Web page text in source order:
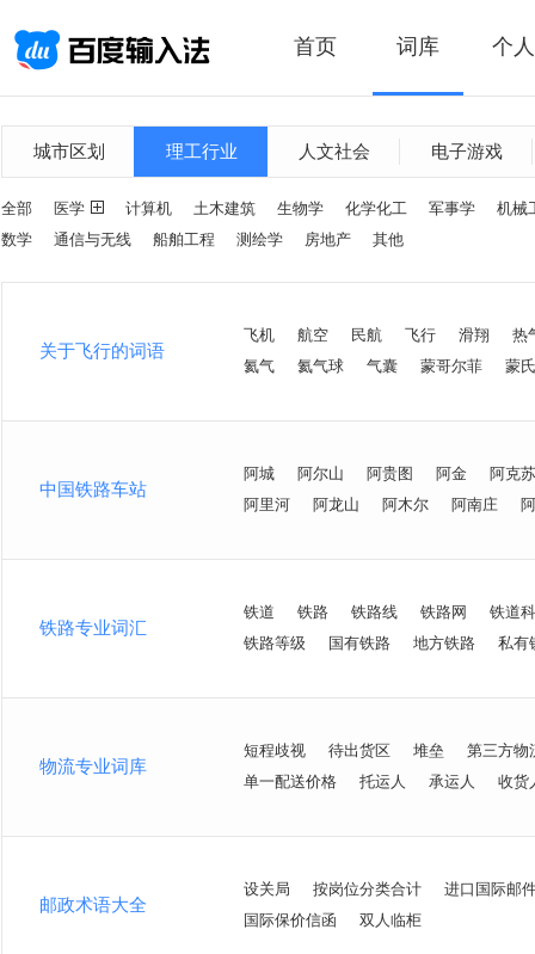
首页 词库 个
城市区划 理工行业 人文社会 电子游戏
全部 医学 计算机 土木建筑 生物学 化学化工 军事学
机械
数学
通信与无线 船舶工程 测绘学 房地产 其他
关于飞行的词语
飞机 航空 民航 飞行 滑翔
热
氦气
氦气球 气囊 蒙哥尔菲 蒙
中国铁路车站
阿城 阿尔山 阿贵图 阿金
阿克苏
阿里河
阿龙山 阿木尔 阿南庄
铁路专业词汇
铁道 铁路 铁路线 铁路网
铁道
铁路等级
国有铁路 地方铁路 私有
物流专业词库
短程歧视 待出货区 堆垒
第三方物
单一配送价格
托运人 承运人 收货
邮政术语大全
设关局 按岗位分类合计
进口国际邮
国际保价信函
双人临柜